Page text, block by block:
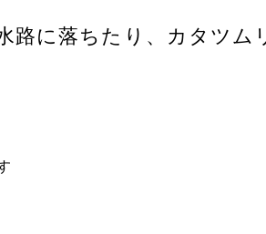
路に落ちたり、カタツ